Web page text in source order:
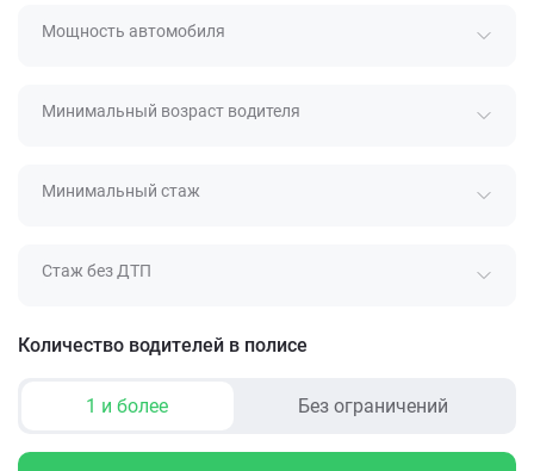
Мощность автомобиля
Минимальный возраст водителя
Минимальный стаж
Стаж без ДТП
Количество водителей в полисе
1 и более Без ограничений